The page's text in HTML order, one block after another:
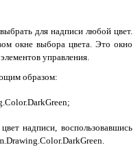
для надписи любой цвет.
окне выбора цвета. Это окно
управления.
образом:
надписи, воспользовавшись
.